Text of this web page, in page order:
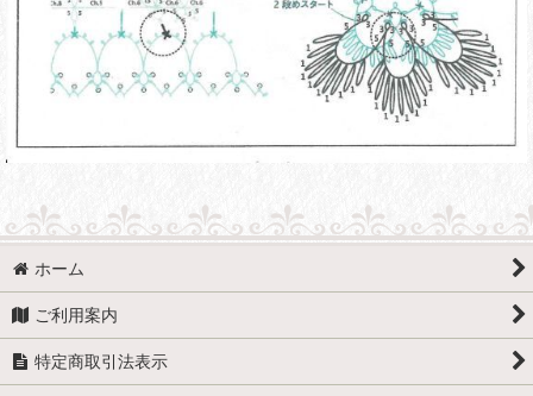
ホーム
ご利用案内
特定商取引法表示